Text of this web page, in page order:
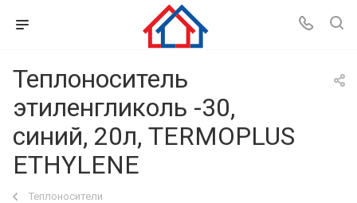
Теплоноситель
этиленгликоль -30,
синий, 20л, TERMOPLUS
ETHYLENE
Теплоносители